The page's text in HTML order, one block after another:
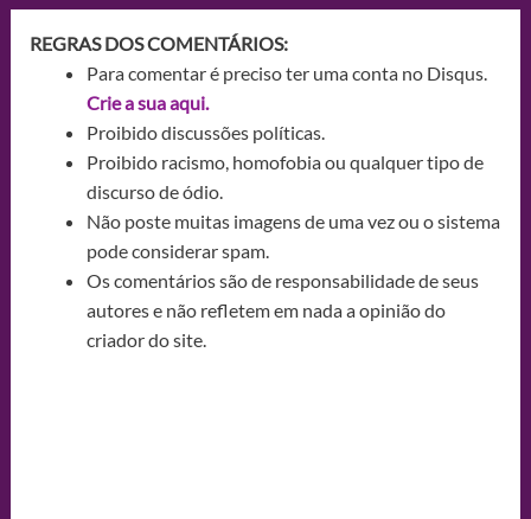
REGRAS DOS COMENTÁRIOS:
Para comentar é preciso ter uma conta no Disqus.
Crie a sua aqui.
Proibido discussões políticas.
Proibido racismo, homofobia ou qualquer tipo de
discurso de ódio.
Não poste muitas imagens de uma vez ou o sistema
pode considerar spam.
Os comentários são de responsabilidade de seus
autores e não refletem em nada a opinião do
criador do site.